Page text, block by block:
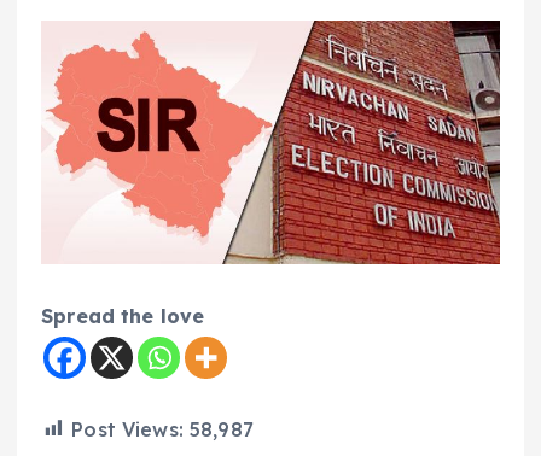
Spread the love
Post Views: 58,987